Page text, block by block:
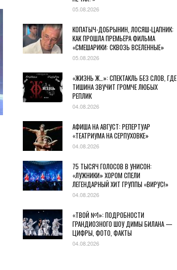
05.08.2026
КОПАТЫЧ-ДОБРЫНИН, ЛОСЯШ-ЦАПНИК:
КАК ПРОШЛА ПРЕМЬЕРА ФИЛЬМА
«СМЕШАРИКИ: СКВОЗЬ ВСЕЛЕННЫЕ»
05.08.2026
«ЖИЗНЬ Ж…»: СПЕКТАКЛЬ БЕЗ СЛОВ, ГДЕ
ТИШИНА ЗВУЧИТ ГРОМЧЕ ЛЮБЫХ
РЕПЛИК
04.08.2026
АФИША НА АВГУСТ: РЕПЕРТУАР
«ТЕАТРИУМА НА СЕРПУХОВКЕ»
04.08.2026
75 ТЫСЯЧ ГОЛОСОВ В УНИСОН:
«ЛУЖНИКИ» ХОРОМ СПЕЛИ
ЛЕГЕНДАРНЫЙ ХИТ ГРУППЫ «ВИРУС!»
04.08.2026
«ТВОЙ №1»: ПОДРОБНОСТИ
ГРАНДИОЗНОГО ШОУ ДИМЫ БИЛАНА —
ЦИФРЫ, ФОТО, ФАКТЫ
04.08.2026